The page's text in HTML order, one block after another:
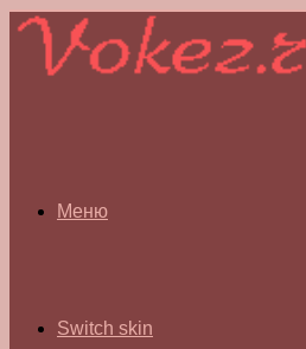
Меню
Switch skin